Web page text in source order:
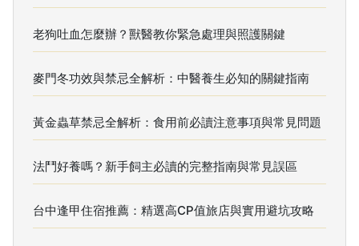
老狗吐血怎麼辦？獸醫教你緊急處理與照護關鍵
麥門冬功效與禁忌全解析：中醫養生必知的關鍵指南
黃金蟲草禁忌全解析：食用前必讀注意事項與常見問題
法鬥好養嗎？新手飼主必讀的完整指南與常見誤區
台中逢甲住宿推薦：精選高CP值旅店與實用避坑攻略